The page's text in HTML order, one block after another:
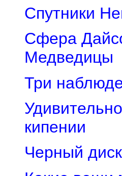
Спутники
Сфера
Медведицы
Три
кипении
Черный